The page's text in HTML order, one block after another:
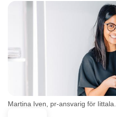
Martina Iven, pr-ansvarig för Iittala.